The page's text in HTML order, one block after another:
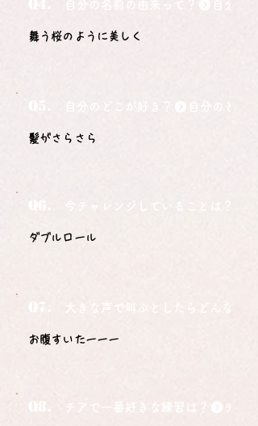
舞う桜のように美しく
自分のどこが好き？
髪がさらさら
今チャレンジしていることは？
ダブルロール
Q7. 大きな声で叫ぶとしたらどんな言葉
お腹すいたーーー
Q8. チアで一番好きな練習は？